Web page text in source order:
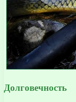
Долговечность